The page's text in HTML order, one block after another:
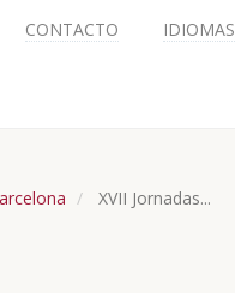
CONTACTO IDIOMAS
XVII Jornadas...